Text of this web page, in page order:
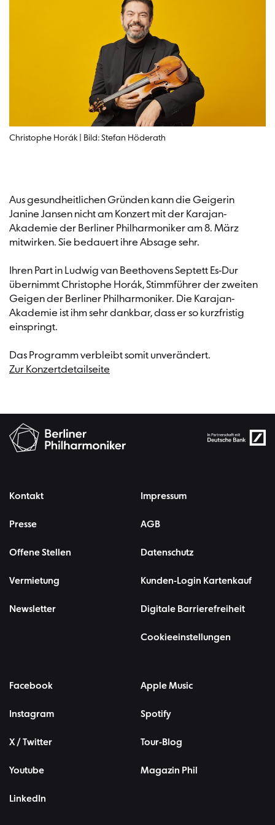
Christophe Horák | Bild: Stefan Höderath
Aus gesundheitlichen Gründen kann die Geigerin
Janine Jansen nicht am Konzert mit der Karajan-
Akademie der Berliner Philharmoniker am 8. März
mitwirken. Sie bedauert ihre Absage sehr.
Ihren Part in Ludwig van Beethovens Septett Es-Dur
übernimmt Christophe Horák, Stimmführer der zweiten
Geigen der Berliner Philharmoniker. Die Karajan-
Akademie ist ihm sehr dankbar, dass er so kurzfristig
einspringt.
Das Programm verbleibt somit unverändert.
Zur Konzertdetailseite
Kontakt
Presse
Offene Stellen
Vermietung
Newsletter
Impressum
AGB
Datenschutz
Kunden-Login Kartenkauf
Digitale Barrierefreiheit
Cookieeinstellungen
Facebook
Instagram
X / Twitter
Youtube
LinkedIn
Apple Music
Spotify
Tour-Blog
Magazin Phil